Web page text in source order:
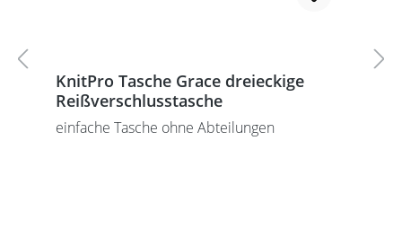
KnitPro Tasche Grace dreieckige
Reißverschlusstasche
einfache Tasche ohne Abteilungen